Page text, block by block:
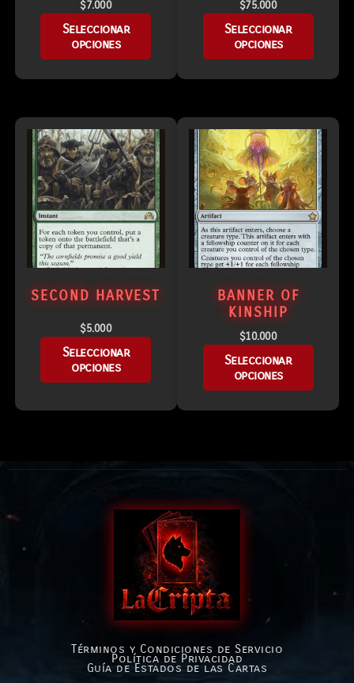
$7.000
Seleccionar
opciones
$75.000
Seleccionar
opciones
SECOND HARVEST
$5.000
Seleccionar
opciones
BANNER OF
KINSHIP
$10.000
Seleccionar
opciones
Términos y Condiciones de Servicio
Política de Privacidad
Guía de Estados de las Cartas